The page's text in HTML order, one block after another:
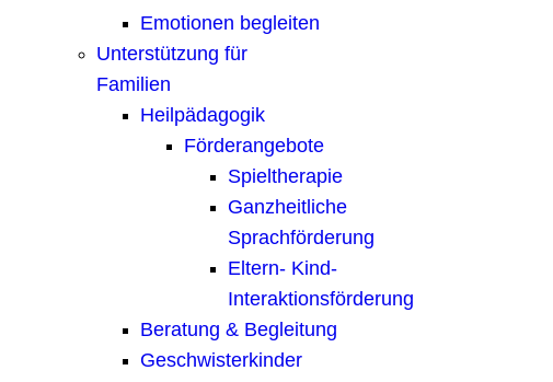
Emotionen begleiten
Unterstützung für
Familien
Heilpädagogik
Förderangebote
Spieltherapie
Ganzheitliche
Sprachförderung
Eltern- Kind-
Interaktionsförderung
Beratung & Begleitung
Geschwisterkinder